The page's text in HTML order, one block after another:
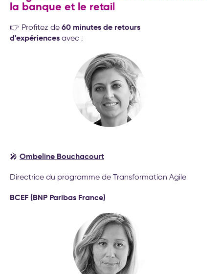
la banque et le retail
👉 Profitez de 60 minutes de retours
d'expériences avec :
🎤 Ombeline Bouchacourt
Directrice du programme de Transformation Agile
BCEF (BNP Paribas France)